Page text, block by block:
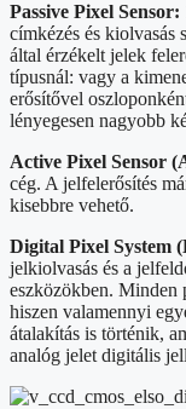
Passive Pixel Sensor:
címkézés és kiolvasás
által érzékelt jelek
típusnál: vagy a
erősítővel
lényegesen nagyobb
Active Pixel Sensor
cég. A jelfelerősítés
kisebbre vehető.
Digital Pixel System
jelkiolvasás és a
eszközökben. Minden
hiszen valamennyi
átalakítás is történik,
analóg jelet digitális